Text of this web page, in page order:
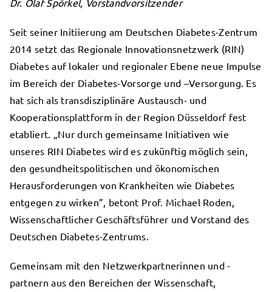
Seit seiner Initiierung am Deutschen Diabetes-Zentrum
2014 setzt das Regionale Innovationsnetzwerk (RIN)
Diabetes auf lokaler und regionaler Ebene neue Impulse
im Bereich der Diabetes-Vorsorge und –Versorgung. Es
hat sich als transdisziplinäre Austausch- und
Kooperationsplattform in der Region Düsseldorf fest
etabliert. „Nur durch gemeinsame Initiativen wie
unseres RIN Diabetes wird es zukünftig möglich sein,
den gesundheitspolitischen und ökonomischen
Herausforderungen von Krankheiten wie Diabetes
entgegen zu wirken”, betont Prof. Michael Roden,
Wissenschaftlicher Geschäftsführer und Vorstand des
Deutschen Diabetes-Zentrums.
Gemeinsam mit den Netzwerkpartnerinnen und -
partnern aus den Bereichen der Wissenschaft,